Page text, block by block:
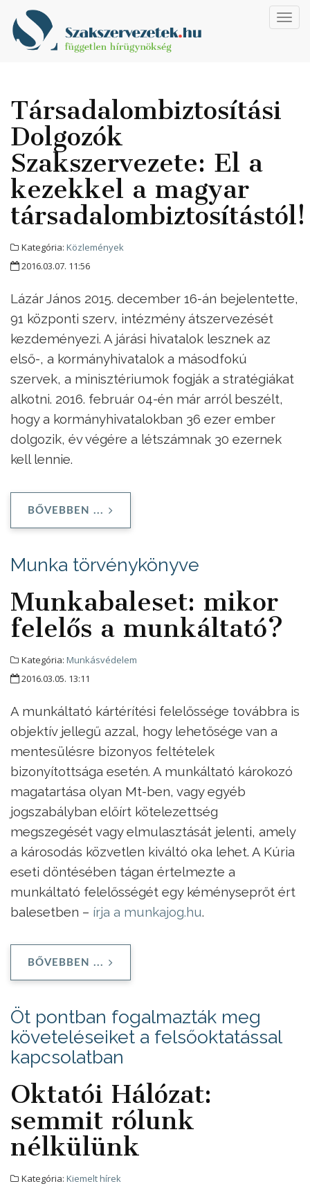
Társadalombiztosítási
Dolgozók
Szakszervezete: El a
kezekkel a magyar
társadalombiztosítástól!
Kategória: Közlemények
2016.03.07. 11:56
Lázár János 2015. december 16-án bejelentette,
91 központi szerv, intézmény átszervezését
kezdeményezi. A járási hivatalok lesznek az
első-, a kormányhivatalok a másodfokú
szervek, a minisztériumok fogják a stratégiákat
alkotni. 2016. február 04-én már arról beszélt,
hogy a kormányhivatalokban 36 ezer ember
dolgozik, év végére a létszámnak 30 ezernek
kell lennie.
BŐVEBBEN ...
Munka törvénykönyve
Munkabaleset: mikor
felelős a munkáltató?
Kategória: Munkásvédelem
2016.03.05. 13:11
A munkáltató kártérítési felelőssége továbbra is
objektív jellegű azzal, hogy lehetősége van a
mentesülésre bizonyos feltételek
bizonyítottsága esetén. A munkáltató károkozó
magatartása olyan Mt-ben, vagy egyéb
jogszabályban előírt kötelezettség
megszegését vagy elmulasztását jelenti, amely
a károsodás közvetlen kiváltó oka lehet. A Kúria
eseti döntésében tágan értelmezte a
munkáltató felelősségét egy kéményseprőt ért
balesetben – írja a munkajog.hu.
BŐVEBBEN ...
Öt pontban fogalmazták meg
követeléseiket a felsőoktatással
kapcsolatban
Oktatói Hálózat:
semmit rólunk
nélkülünk
Kategória: Kiemelt hírek